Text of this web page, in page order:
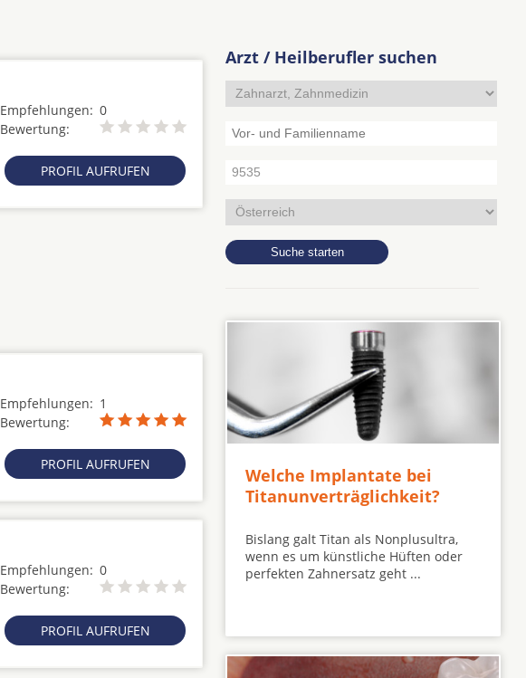
Empfehlungen: 0
Bewertung:
PROFIL AUFRUFEN
Empfehlungen: 1
Bewertung:
PROFIL AUFRUFEN
Empfehlungen: 0
Bewertung:
PROFIL AUFRUFEN
Arzt / Heilberufler suchen
Welche Implantate bei
Titanunverträglichkeit?
Bislang galt Titan als Nonplusultra,
wenn es um künstliche Hüften oder
perfekten Zahnersatz geht ...